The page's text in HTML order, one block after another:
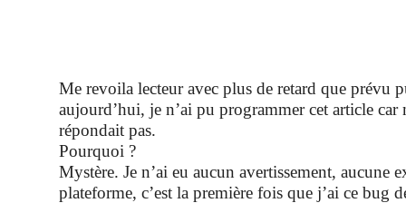
Me revoila lecteur avec plus de retard que prévu
aujourd’hui, je n’ai pu programmer cet article
répondait pas.
Pourquoi ?
Mystère. Je n’ai eu aucun avertissement, aucune
plateforme, c’est la première fois que j’ai ce bug